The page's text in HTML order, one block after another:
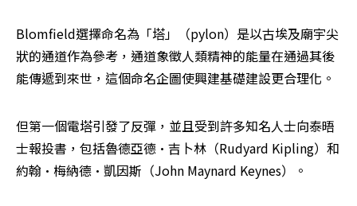
Blomfield選擇命名為「塔」（pylon）是以古埃及廟宇尖
狀的通道作為參考，通道象徵人類精神的能量在通過其後
能傳遞到來世，這個命名企圖使興建基礎建設更合理化。
但第一個電塔引發了反彈，並且受到許多知名人士向泰晤
士報投書，包括魯德亞德·吉卜林（Rudyard Kipling）和
約翰·梅納德·凱因斯（John Maynard Keynes）。